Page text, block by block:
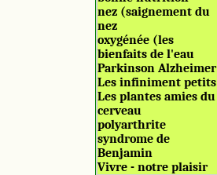
nez (saignement du
nez
oxygénée (les
bienfaits de l'eau
Parkinson Alzheimer
Les infiniment petits
Les plantes amies du
cerveau
polyarthrite
syndrome de
Benjamin
Vivre - notre plaisir